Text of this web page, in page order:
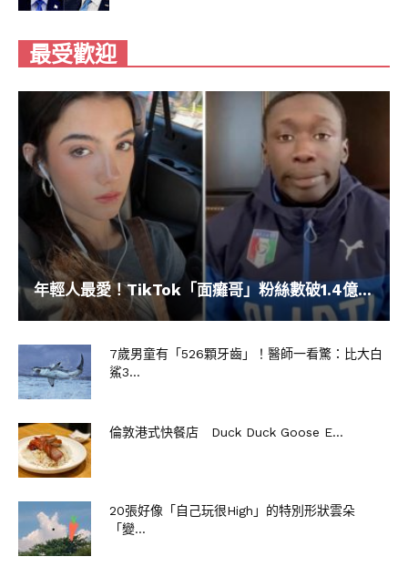
▼瘦身成功的Nes Chedtragull外表看起來也很出
眾。他在貼文中說，他想透過這些照片鼓勵正在進
行塑身計畫的人，有時減肥不是為了迎合世俗對美
醜的眼光，而是為了身體健康。因為超重真的會帶
來很多負面影響，他希望透過自己的經歷給人鼓
勵，祝大家都能塑身成功。
最受歡迎
年輕人最愛！TikTok「面癱哥」粉絲數破1.4億...
7歲男童有「526顆牙齒」！醫師一看驚：比大白
鯊3...
倫敦港式快餐店 Duck Duck Goose E...
20張好像「自己玩很High」的特別形狀雲朵
「變...